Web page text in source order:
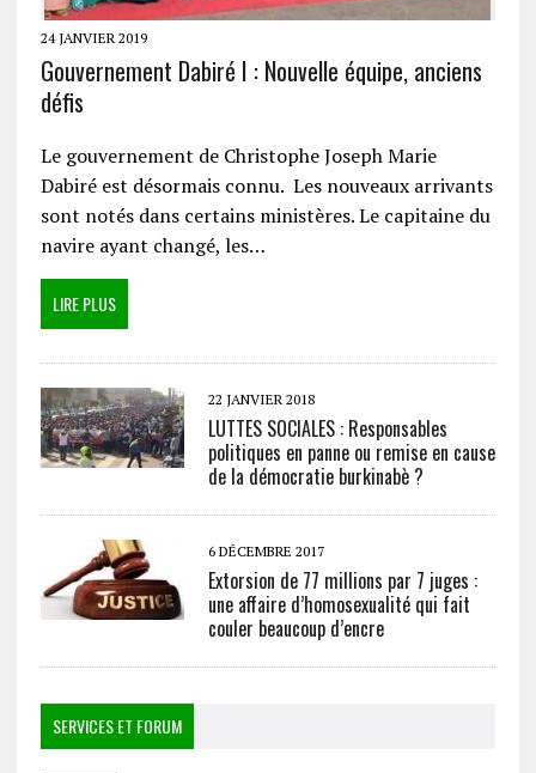
24 JANVIER 2019
Gouvernement Dabiré I : Nouvelle équipe, anciens
défis
Le gouvernement de Christophe Joseph Marie
Dabiré est désormais connu. Les nouveaux arrivants
sont notés dans certains ministères. Le capitaine du
navire ayant changé, les…
LIRE PLUS
22 JANVIER 2018
LUTTES SOCIALES : Responsables
politiques en panne ou remise en cause
de la démocratie burkinabè ?
6 DÉCEMBRE 2017
Extorsion de 77 millions par 7 juges :
une affaire d’homosexualité qui fait
couler beaucoup d’encre
SERVICES ET FORUM